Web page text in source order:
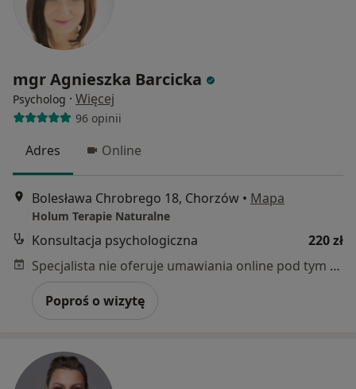
mgr Agnieszka Barcicka
Psycholog · Więcej
96 opinii
Adres Online
Bolesława Chrobrego 18, Chorzów • Mapa
Holum Terapie Naturalne
Konsultacja psychologiczna
220 zł
Specjalista nie oferuje umawiania online pod tym adresem.
Poproś o wizytę